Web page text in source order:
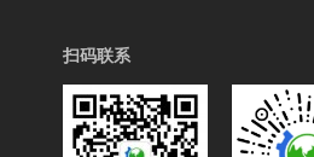
扫码联系